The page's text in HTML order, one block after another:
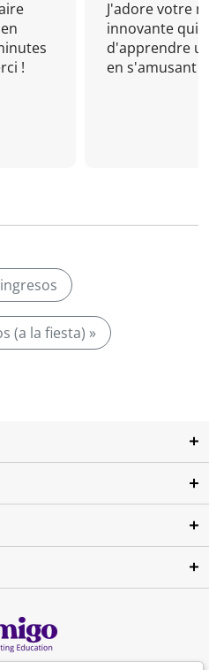
!
J'adore votre
innovante qui
d'apprendre
en s'amusant !
(a la fiesta) »